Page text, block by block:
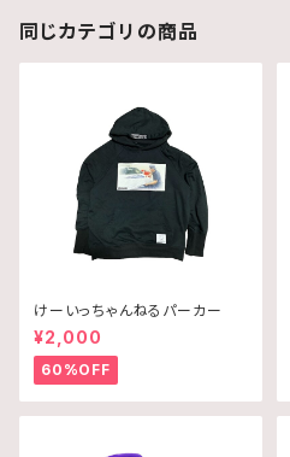
同じカテゴリの商品
けーいっちゃんねるパーカー
¥2,000
60%OFF